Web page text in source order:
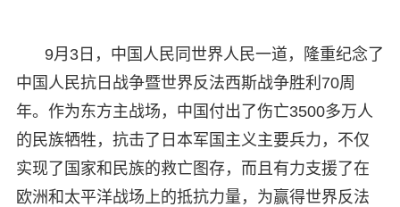
9月3日，中国人民同世界人民一道，隆重纪念了
中国人民抗日战争暨世界反法西斯战争胜利70周
年。作为东方主战场，中国付出了伤亡3500多万人
的民族牺牲，抗击了日本军国主义主要兵力，不仅
实现了国家和民族的救亡图存，而且有力支援了在
欧洲和太平洋战场上的抵抗力量，为赢得世界反法